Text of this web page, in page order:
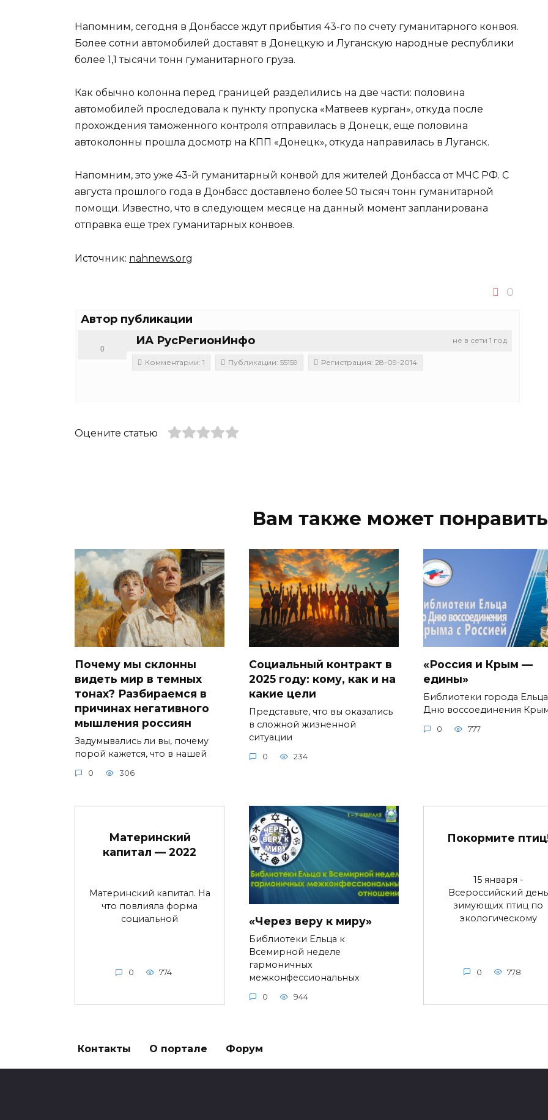
Напомним, сегодня в Донбассе ждут прибытия 43-го по счету гуманитарного конвоя.
Более сотни автомобилей доставят в Донецкую и Луганскую народные республики
более 1,1 тысячи тонн гуманитарного груза.
Как обычно колонна перед границей разделились на две части: половина
автомобилей проследовала к пункту пропуска «Матвеев курган», откуда после
прохождения таможенного контроля отправилась в Донецк, еще половина
автоколонны прошла досмотр на КПП «Донецк», откуда направилась в Луганск.
Напомним, это уже 43-й гуманитарный конвой для жителей Донбасса от МЧС РФ. С
августа прошлого года в Донбасс доставлено более 50 тысяч тонн гуманитарной
помощи. Известно, что в следующем месяце на данный момент запланирована
отправка еще трех гуманитарных конвоев.
Источник: nahnews.org
0
Автор публикации
не в сети 1 год
ИА РусРегионИнфо
0
Комментарии: 1 Публикации: 55159 Регистрация: 28-09-2014
Оцените статью
Вам также может
Почему мы склонны
видеть мир в темных
тонах? Разбираемся в
причинах негативного
мышления россиян
Задумывались ли вы, почему
порой кажется, что в нашей
0 306
Социальный контракт в
2025 году: кому, как и на
какие цели
Представьте, что вы оказались
в сложной жизненной
ситуации
0 234
«Россия и Крым —
едины»
Библиотеки города
Дню воссоединения
0 777
Материнский
капитал — 2022
Материнский капитал. На
что повлияла форма
социальной
0 774
«Через веру к миру»
Библиотеки Ельца к
Всемирной неделе
гармоничных
межконфессиональных
0 944
Покормите
15 января -
Всероссийский день
зимующих птиц по
экологическому
0 778
Контакты О портале Форум